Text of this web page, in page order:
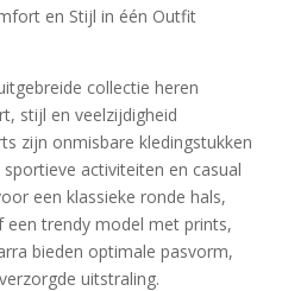
en Stijl in één Outfit
collectie heren
stijl en veelzijdigheid
zijn onmisbare kledingstukken
activiteiten en casual
een klassieke ronde hals,
een trendy model met prints,
bieden optimale pasvorm,
uitstraling.